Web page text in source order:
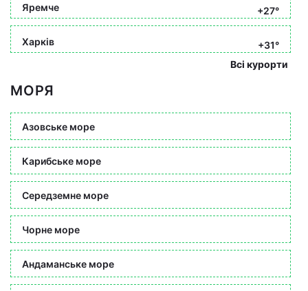
Яремче +27°
Харків
+31°
Всі курорти
МОРЯ
Азовське море
Карибське море
Середземне море
Чорне море
Андаманське море